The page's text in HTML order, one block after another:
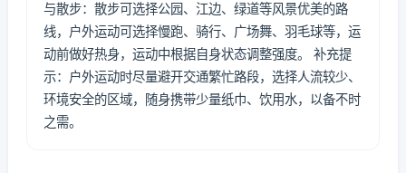
与散步：散步可选择公园、江边、绿道等风景优美的路
线，户外运动可选择慢跑、骑行、广场舞、羽毛球等，运
动前做好热身，运动中根据自身状态调整强度。 补充提
示：户外运动时尽量避开交通繁忙路段，选择人流较少、
环境安全的区域，随身携带少量纸巾、饮用水，以备不时
之需。